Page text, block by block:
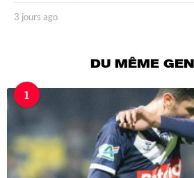
3 jours ago
DU MÊME
1